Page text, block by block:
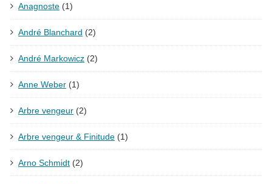
Anagnoste (1)
André Blanchard (2)
André Markowicz (2)
Anne Weber (1)
Arbre vengeur (2)
Arbre vengeur & Finitude (1)
Arno Schmidt (2)